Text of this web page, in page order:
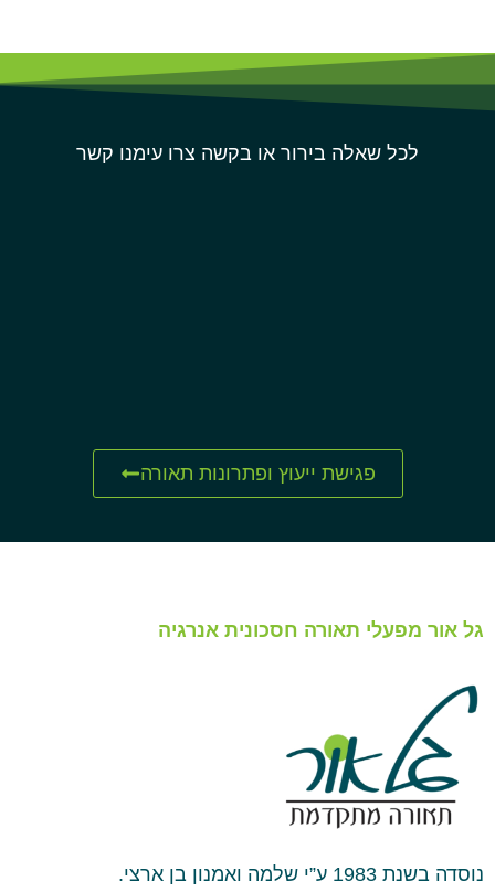
לכל שאלה בירור או בקשה צרו עימנו קשר
פגישת ייעוץ ופתרונות תאורה
גל אור מפעלי תאורה חסכונית אנרגיה
נוסדה בשנת 1983 ע”י שלמה ואמנון בן ארצי.